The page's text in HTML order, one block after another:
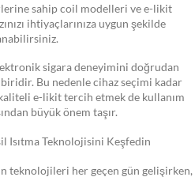
sahip coil modelleri ve e-likit
ihtiyaçlarınıza uygun şekilde
sigara deneyimini doğrudan
Bu nedenle cihaz seçimi kadar
e-likit tercih etmek de kullanım
büyük önem taşır.
Isıtma Teknolojisini Keşfedin
teknolojileri her geçen gün gelişirken,